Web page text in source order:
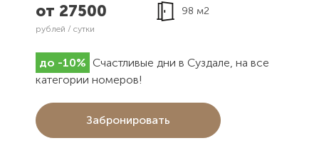
от 27500
рублей / сутки
98 м2
до -10% Cчастливые дни в Cуздале, на все
категории номеров!
Забронировать